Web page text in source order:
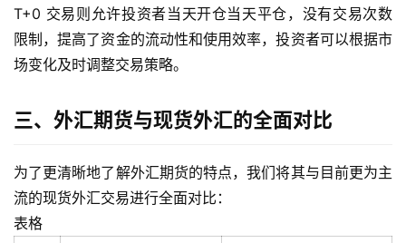
外
盘
指
期
货
T+0 交易则允许投资者当天开仓当天平仓，没有交易次数
限制，提高了资金的流动性和使用效率，投资者可以根据市
场变化及时调整交易策略。
三、外汇期货与现货外汇的全面对比
为了更清晰地了解外汇期货的特点，我们将其与目前更为主
流的现货外汇交易进行全面对比：
表格